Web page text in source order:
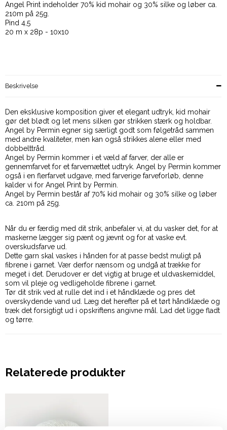
Angel Print indeholder 70% kid mohair og 30% silke og løber ca.
210m på 25g.
Pind 4,5
20 m x 28p - 10x10
Beskrivelse
Den eksklusive komposition giver et elegant udtryk, kid mohair
gør det blødt og let mens silken gør strikken stærk og holdbar.
Angel by Permin egner sig særligt godt som følgetråd sammen
med andre kvaliteter, men kan også strikkes alene eller med
dobbelttråd.
Angel by Permin kommer i et væld af farver, der alle er
gennemfarvet for et farvemættet udtryk. Angel by Permin kommer
også i en flerfarvet udgave, med farverige farveforløb, denne
kalder vi for Angel Print by Permin.
Angel by Permin består af 70% kid mohair og 30% silke og løber
ca. 210m på 25g.
Når du er færdig med dit strik, anbefaler vi, at du vasker det, for at
maskerne lægger sig pænt og jævnt og for at vaske evt.
overskudsfarve ud.
Dette garn skal vaskes i hånden for at passe bedst muligt på
fibrene i garnet. Vær derfor nænsom og undgå at trække for
meget i det. Derudover er det vigtig at bruge et uldvaskemiddel,
som vil pleje og vedligeholde fibrene i garnet.
Tør dit strik ved at rulle det ind i et håndklæde og pres det
overskydende vand ud. Læg det herefter på et tørt håndklæde og
træk det forsigtigt ud i opskriftens angivne mål. Lad det ligge fladt
og tørre.
Relaterede produkter